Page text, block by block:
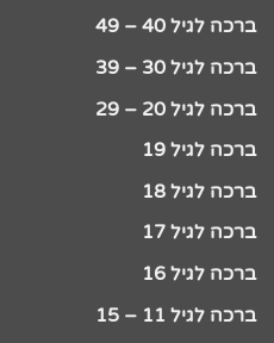
ברכה לגיל 40 – 49
ברכה לגיל 30 – 39
ברכה לגיל 20 – 29
ברכה לגיל 19
ברכה לגיל 18
ברכה לגיל 17
ברכה לגיל 16
ברכה לגיל 11 – 15